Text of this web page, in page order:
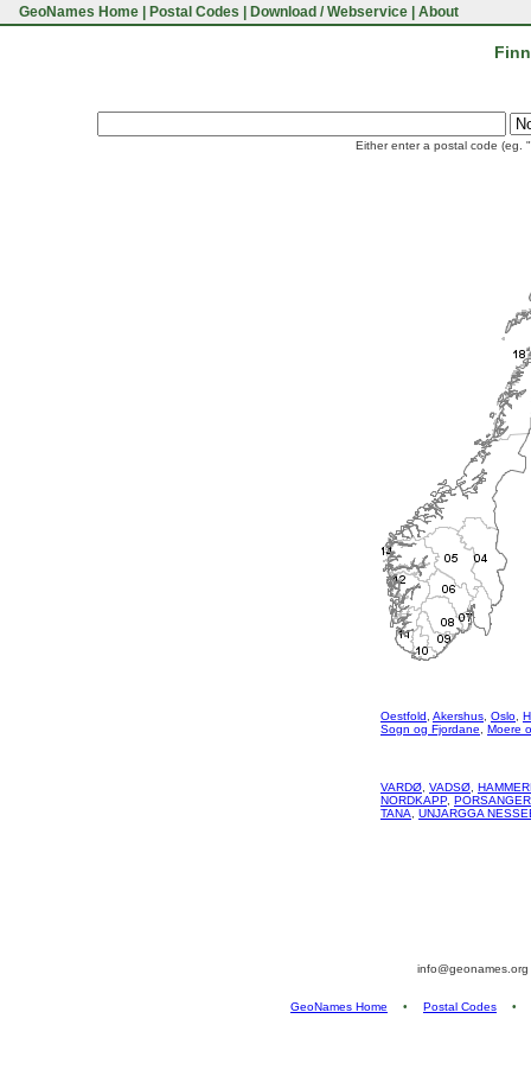
GeoNames Home Postal Codes Download / Webservice About
Either enter a postal code (eg.
Oestfold Akershus Oslo
Sogn og Fjordane
Moere
VARDØ VADSØ
NORDKAPP,
TANA
UNJARGGA
info@geonames.org
GeoNames Home • Postal Codes •